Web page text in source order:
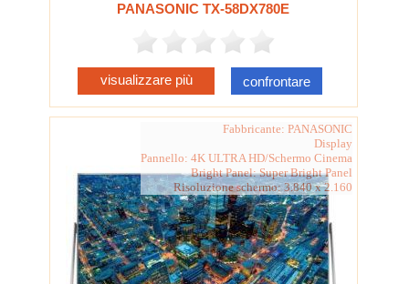
PANASONIC TX-58DX780E
visualizzare più confrontare
Fabbricante: PANASONIC
Display
Pannello: 4K ULTRA HD/Schermo Cinema
Bright Panel: Super Bright Panel
Risoluzione schermo: 3.840 x 2.160